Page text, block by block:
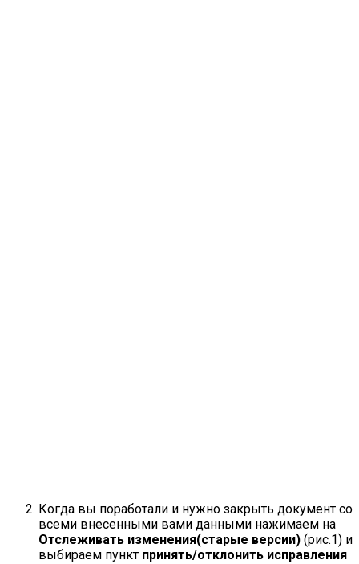
Когда вы поработали и нужно закрыть документ со
всеми внесенными вами данными нажимаем на
Отслеживать изменения(старые версии) (рис.1) и
выбираем пункт принять/отклонить исправления